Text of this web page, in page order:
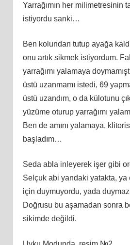
Yarrağımın her milimetresinin
istiyordu sanki…
Ben kolundan tutup ayağa
onu artık sikmek istiyordum.
yarrağımı yalamaya
üstü uzanmamı istedi, 69
üstü uzandım, o da külotunu
yüzüme oturup yarrağımı
Ben de amını yalamaya,
başladım…
Seda abla inleyerek işer gibi
Selçuk abi yandaki yatakta, ya
için duymuyordu, yada
Doğrusu bu aşamadan sonra
sikimde değildi.